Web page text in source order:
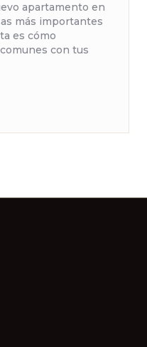
apartamento en
más importantes
es cómo
con tus